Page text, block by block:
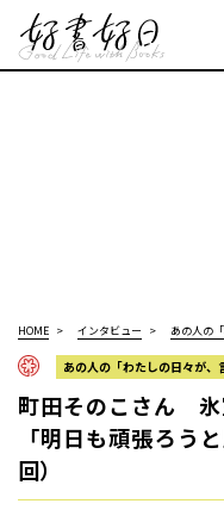
HOME インタビュー あの人の
あの人の「わたしの日々が、
町田そのこさん 氷
「明日も頑張ろう
回）